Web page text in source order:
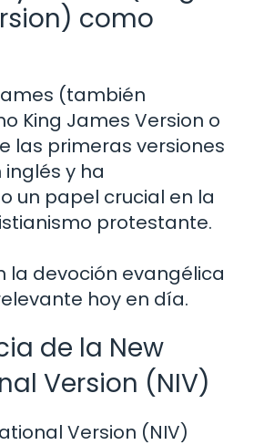
como
(también
King James Version o
las primeras versiones
y ha
un papel crucial en la
protestante.
la devoción evangélica
hoy en día.
de la New
Version (NIV)
Version (NIV)